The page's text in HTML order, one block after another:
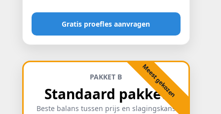
Gratis proefles aanvragen
Meest gekozen
PAKKET B
Standaard pakket
Beste balans tussen prijs en slagingskans